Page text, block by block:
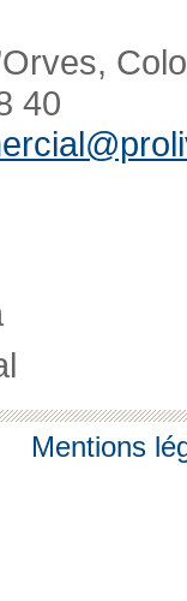
40
Mentions